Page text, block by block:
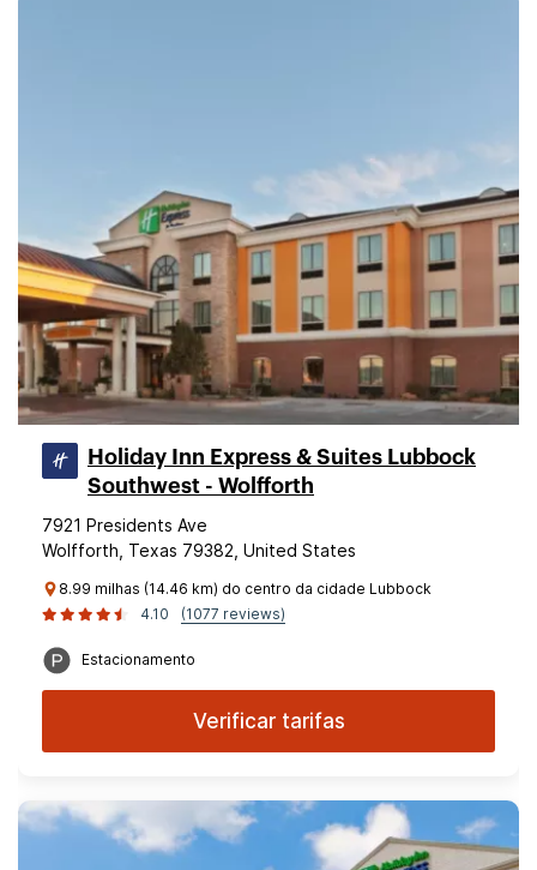
Holiday Inn Express & Suites Lubbock
Southwest - Wolfforth
7921 Presidents Ave
Wolfforth, Texas 79382, United States
8.99 milhas (14.46 km) do centro da cidade Lubbock
4.10
(1077 reviews)
Estacionamento
Verificar tarifas